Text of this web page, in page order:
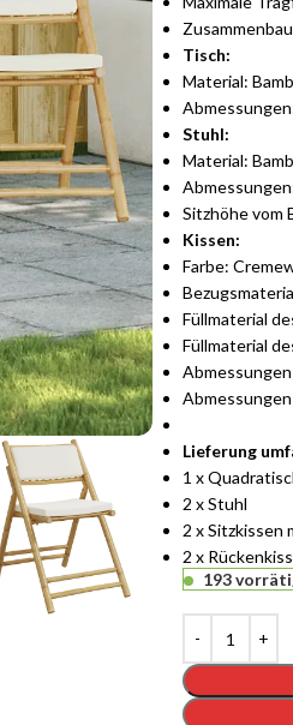
Tisch:
Material:
Stuhl:
Material:
Sitzhöhe vom
Kissen:
Farbe:
Füllmaterial
Füllmaterial
Abmessungen
Abmessungen
Lieferung
1 x
2 x Stuhl
2 x Sitzkissen
2 x
193